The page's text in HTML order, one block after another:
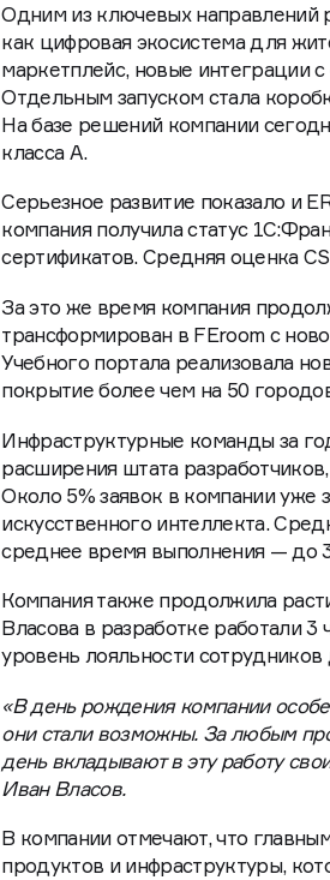
Одним из ключевых направлений
как цифровая экосистема для
маркетплейс, новые интеграции
Отдельным запуском стала
На базе решений компании
класса А.
Серьезное развитие показало и
компания получила статус
сертификатов. Средняя оценка
За это же время компания
трансформирован в FEroom с
Учебного портала реализовала
покрытие более чем на 50
Инфраструктурные команды за
расширения штата
Около 5% заявок в компании уже
искусственного интеллекта.
среднее время выполнения — до
Компания также продолжила
Власова в разработке работали
уровень лояльности
«В день рождения компании
они стали возможны. За любым
день вкладывают в эту работу
Иван Власов.
В компании отмечают, что
продуктов и инфраструктуры,